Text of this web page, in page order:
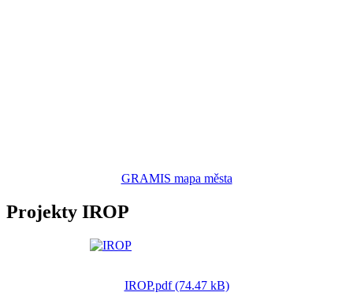
GRAMIS mapa města
Projekty IROP
IROP.pdf (74.47 kB)